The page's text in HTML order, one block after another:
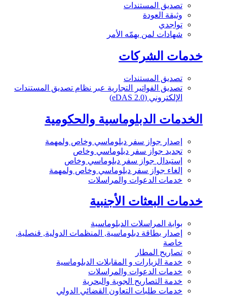
تصديق المستندات
وثيقة العودة
تواجدي
شهادات لمن يهمّه الأمر
خدمات الشركات
تصديق المستندات
تصديق الفواتير التجارية عبر نظام تصديق المستندات
الإلكتروني (eDAS 2.0)
الخدمات الدبلوماسية والحكومية
إصدار جواز سفر دبلوماسي وخاص ولمهمة
تجديد جواز سفر دبلوماسي وخاص
إستبدال جواز سفر دبلوماسي وخاص
إلغاء جواز سفر دبلوماسي وخاص ولمهمة
خدمات الدعوات والمراسلات
خدمات البعثات الأجنبية
بوابة المراسلات الدبلوماسية
إصدار بطاقة دبلوماسية, المنظمات الدولية, قنصلية,
خاصة
تصاريح المطار
خدمة الزيارات و المقابلات الدبلوماسية
خدمات الدعوات والمراسلات
خدمة التصاريح الجوية والبحرية
خدمات طلبات التعاون القضائي الدولي